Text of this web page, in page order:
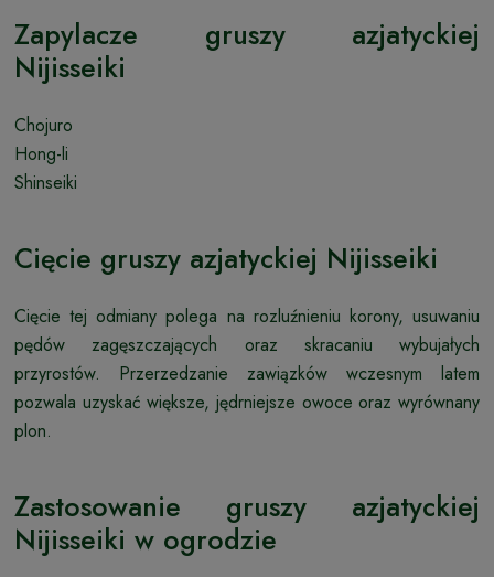
Zapylacze gruszy azjatyckiej
Nijisseiki
Chojuro
Hong-li
Shinseiki
Cięcie gruszy azjatyckiej Nijisseiki
Cięcie tej odmiany polega na rozluźnieniu korony, usuwaniu
pędów zagęszczających oraz skracaniu wybujałych
przyrostów. Przerzedzanie zawiązków wczesnym latem
pozwala uzyskać większe, jędrniejsze owoce oraz wyrównany
plon.
Zastosowanie gruszy azjatyckiej
Nijisseiki w ogrodzie